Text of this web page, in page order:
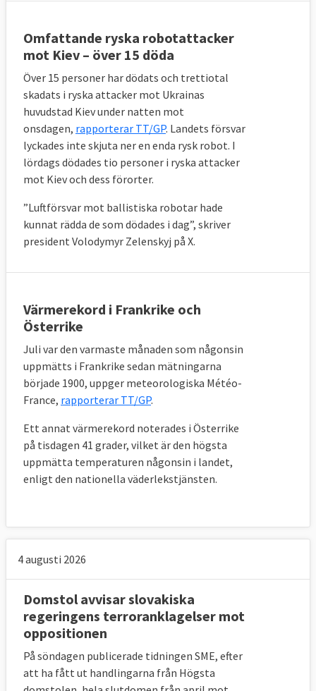
Omfattande ryska robotattacker
mot Kiev – över 15 döda
Över 15 personer har dödats och trettiotal
skadats i ryska attacker mot Ukrainas
huvudstad Kiev under natten mot
onsdagen, rapporterar TT/GP. Landets försvar
lyckades inte skjuta ner en enda rysk robot. I
lördags dödades tio personer i ryska attacker
mot Kiev och dess förorter.
”Luftförsvar mot ballistiska robotar hade
kunnat rädda de som dödades i dag”, skriver
president Volodymyr Zelenskyj på X.
Värmerekord i Frankrike och
Österrike
Juli var den varmaste månaden som någonsin
uppmätts i Frankrike sedan mätningarna
började 1900, uppger meteorologiska Météo-
France, rapporterar TT/GP.
Ett annat värmerekord noterades i Österrike
på tisdagen 41 grader, vilket är den högsta
uppmätta temperaturen någonsin i landet,
enligt den nationella väderlekstjänsten.
4 augusti 2026
Domstol avvisar slovakiska
regeringens terroranklagelser mot
oppositionen
På söndagen publicerade tidningen SME, efter
att ha fått ut handlingarna från Högsta